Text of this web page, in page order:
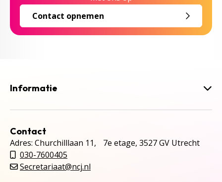
Contact opnemen
Informatie
Contact
Adres: Churchilllaan 11, 7e etage, 3527 GV Utrecht
030-7600405
Secretariaat@ncj.nl